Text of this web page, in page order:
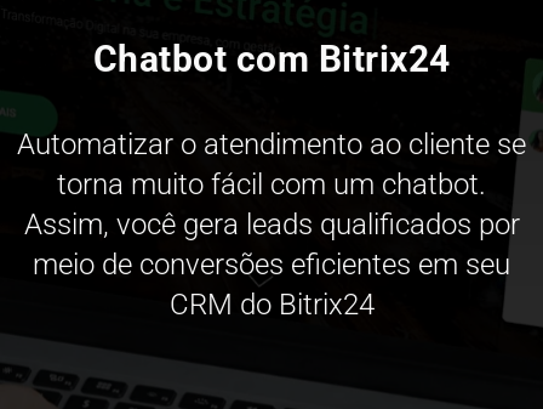
Chatbot com Bitrix24
Automatizar o atendimento ao cliente se
torna muito fácil com um chatbot.
Assim, você gera leads qualificados por
meio de conversões eficientes em seu
CRM do Bitrix24